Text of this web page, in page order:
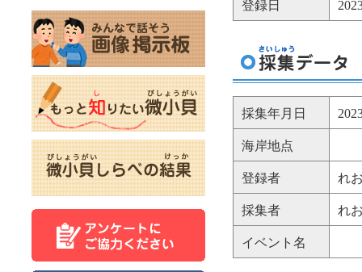
登録日
採集年月日
海岸地点
登録者 れ
採集者 れ
イベント名